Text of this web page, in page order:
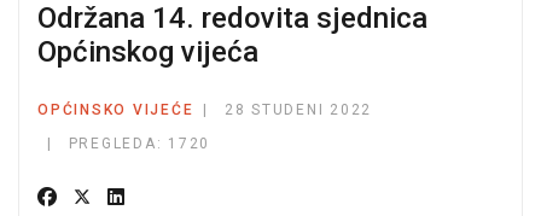
Održana 14. redovita sjednica
Općinskog vijeća
OPĆINSKO VIJEĆE
28 STUDENI 2022
PREGLEDA: 1720